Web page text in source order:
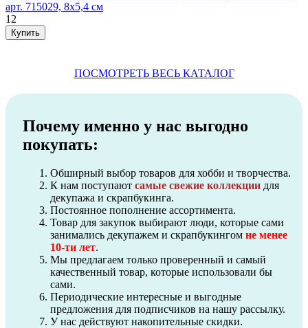
арт. 715029, 8х5,4 см
12
ПОСМОТРЕТЬ ВЕСЬ КАТАЛОГ
Почему именно у нас выгодно
покупать:
Обширный выбор товаров для хобби и творчества.
К нам поступают самые свежие коллекции для
декупажа и скрапбукинга.
Постоянное пополнение ассортимента.
Товар для закупок выбирают люди, которые сами
занимались декупажем и скрапбукингом не менее
10-ти лет.
Мы предлагаем только проверенный и самый
качественный товар, которые использовали бы
сами.
Периодические интересные и выгодные
предложения для подписчиков на нашу рассылку.
У нас действуют накопительные скидки.